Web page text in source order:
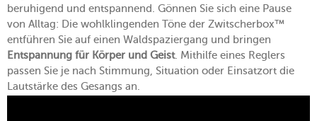
beruhigend und entspannend. Gönnen Sie sich eine Pause
von Alltag: Die wohlklingenden Töne der Zwitscherbox™
entführen Sie auf einen Waldspaziergang und bringen
Entspannung für Körper und Geist. Mithilfe eines Reglers
passen Sie je nach Stimmung, Situation oder Einsatzort die
Lautstärke des Gesangs an.